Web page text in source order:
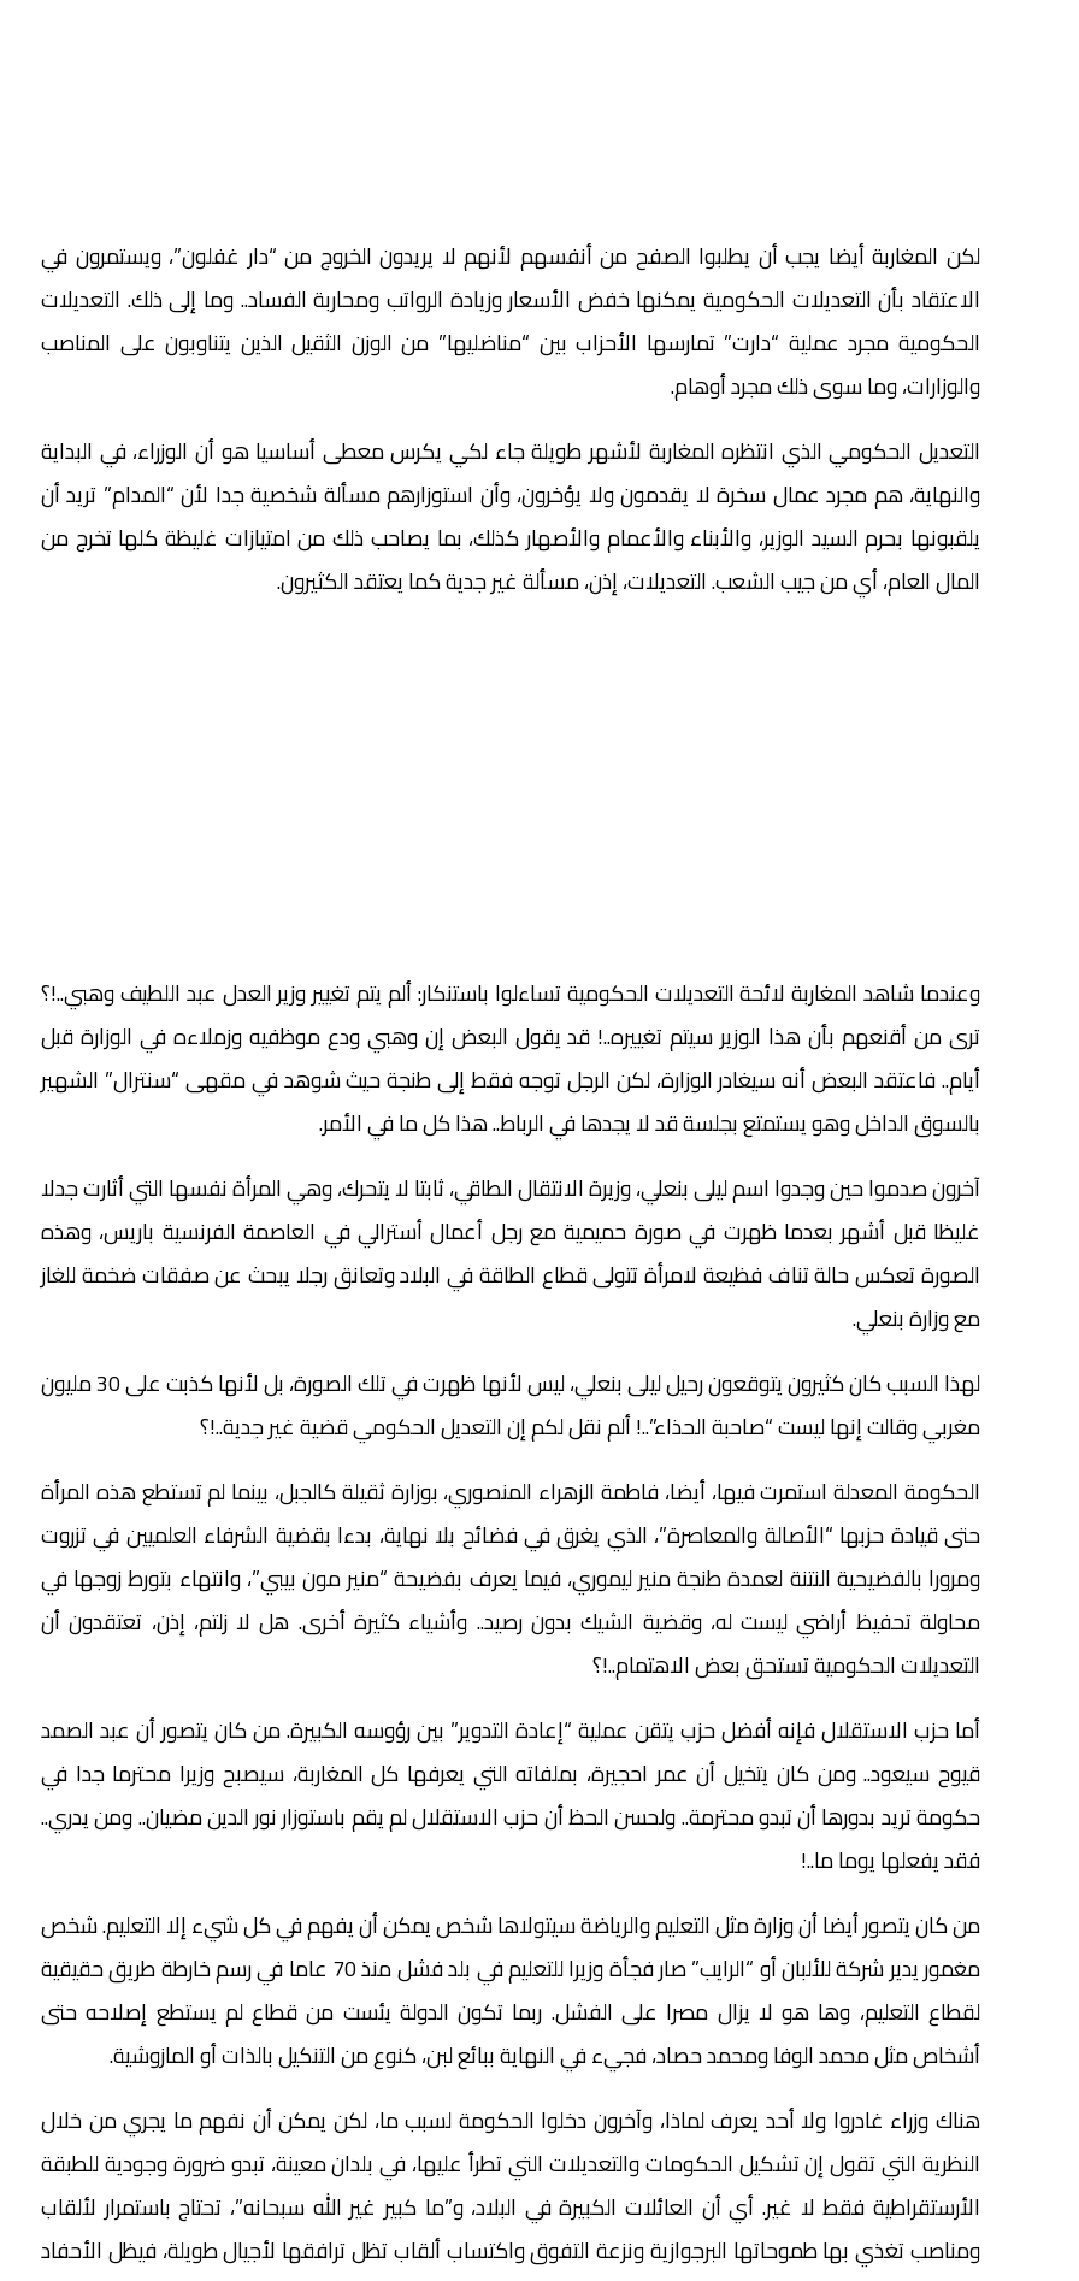
لكن المغاربة أيضا يجب أن يطلبوا الصفح من أنفسهم لأنهم لا يريدون الخروج من “دار غفلون”، ويستمرون في
الاعتقاد بأن التعديلات الحكومية يمكنها خفض الأسعار وزيادة الرواتب ومحاربة الفساد.. وما إلى ذلك. التعديلات
الحكومية مجرد عملية “دارت” تمارسها الأحزاب بين “مناضليها” من الوزن الثقيل الذين يتناوبون على المناصب
والوزارات، وما سوى ذلك مجرد أوهام.
التعديل الحكومي الذي انتظره المغاربة لأشهر طويلة جاء لكي يكرس معطى أساسيا هو أن الوزراء، في البداية
والنهاية، هم مجرد عمال سخرة لا يقدمون ولا يؤخرون، وأن استوزارهم مسألة شخصية جدا لأن “المدام” تريد أن
يلقبونها بحرم السيد الوزير، والأبناء والأعمام والأصهار كذلك، بما يصاحب ذلك من امتيازات غليظة كلها تخرج من
المال العام، أي من جيب الشعب. التعديلات، إذن، مسألة غير جدية كما يعتقد الكثيرون.
وعندما شاهد المغاربة لائحة التعديلات الحكومية تساءلوا باستنكار: ألم يتم تغيير وزير العدل عبد اللطيف وهبي..!؟
ترى من أقنعهم بأن هذا الوزير سيتم تغييره..! قد يقول البعض إن وهبي ودع موظفيه وزملاءه في الوزارة قبل
أيام.. فاعتقد البعض أنه سيغادر الوزارة، لكن الرجل توجه فقط إلى طنجة حيث شوهد في مقهى “سنترال” الشهير
بالسوق الداخل وهو يستمتع بجلسة قد لا يجدها في الرباط.. هذا كل ما في الأمر.
آخرون صدموا حين وجدوا اسم ليلى بنعلي، وزيرة الانتقال الطاقي، ثابتا لا يتحرك، وهي المرأة نفسها التي أثارت جدلا
غليظا قبل أشهر بعدما ظهرت في صورة حميمية مع رجل أعمال أسترالي في العاصمة الفرنسية باريس، وهذه
الصورة تعكس حالة تناف فظيعة لامرأة تتولى قطاع الطاقة في البلاد وتعانق رجلا يبحث عن صفقات ضخمة للغاز
مع وزارة بنعلي.
لهذا السبب كان كثيرون يتوقعون رحيل ليلى بنعلي، ليس لأنها ظهرت في تلك الصورة، بل لأنها كذبت على 30 مليون
مغربي وقالت إنها ليست “صاحبة الحذاء”..! ألم نقل لكم إن التعديل الحكومي قضية غير جدية..!؟
الحكومة المعدلة استمرت فيها، أيضا، فاطمة الزهراء المنصوري، بوزارة ثقيلة كالجبل، بينما لم تستطع هذه المرأة
حتى قيادة حزبها “الأصالة والمعاصرة”، الذي يغرق في فضائح بلا نهاية، بدءا بقضية الشرفاء العلميين في تزروت
ومرورا بالفضيحية النتنة لعمدة طنجة منير ليموري، فيما يعرف بفضيحة “منير مون بيبي”، وانتهاء بتورط زوجها في
محاولة تحفيظ أراضي ليست له، وقضية الشيك بدون رصيد.. وأشياء كثيرة أخرى. هل لا زلتم، إذن، تعتقدون أن
التعديلات الحكومية تستحق بعض الاهتمام..!؟
أما حزب الاستقلال فإنه أفضل حزب يتقن عملية “إعادة التدوير” بين رؤوسه الكبيرة. من كان يتصور أن عبد الصمد
قيوح سيعود.. ومن كان يتخيل أن عمر احجيرة، بملفاته التي يعرفها كل المغاربة، سيصبح وزيرا محترما جدا في
حكومة تريد بدورها أن تبدو محترمة.. ولحسن الحظ أن حزب الاستقلال لم يقم باستوزار نور الدين مضيان.. ومن يدري..
فقد يفعلها يوما ما..!
من كان يتصور أيضا أن وزارة مثل التعليم والرياضة سيتولاها شخص يمكن أن يفهم في كل شيء إلا التعليم. شخص
مغمور يدير شركة للألبان أو “الرايب” صار فجأة وزيرا للتعليم في بلد فشل منذ 70 عاما في رسم خارطة طريق حقيقية
لقطاع التعليم، وها هو لا يزال مصرا على الفشل. ربما تكون الدولة يئست من قطاع لم يستطع إصلاحه حتى
أشخاص مثل محمد الوفا ومحمد حصاد، فجيء في النهاية ببائع لبن، كنوع من التنكيل بالذات أو المازوشية.
هناك وزراء غادروا ولا أحد يعرف لماذا، وآخرون دخلوا الحكومة لسبب ما، لكن يمكن أن نفهم ما يجري من خلال
النظرية التي تقول إن تشكيل الحكومات والتعديلات التي تطرأ عليها، في بلدان معينة، تبدو ضرورة وجودية للطبقة
الأرستقراطية فقط لا غير. أي أن العائلات الكبيرة في البلاد، و”ما كبير غير الله سبحانه”، تحتاج باستمرار لألقاب
ومناصب تغذي بها طموحاتها البرجوازية ونزعة التفوق واكتساب ألقاب تظل ترافقها لأجيال طويلة، فيظل الأحفاد